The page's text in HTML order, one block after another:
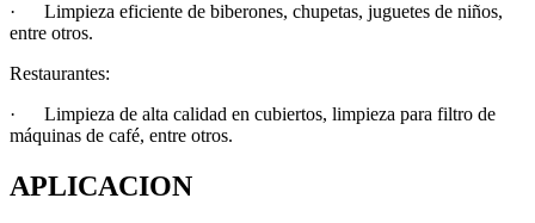
· Limpieza eficiente de biberones, chupetas, juguetes de niños,
entre otros.
Restaurantes:
· Limpieza de alta calidad en cubiertos, limpieza para filtro de
máquinas de café, entre otros.
APLICACION